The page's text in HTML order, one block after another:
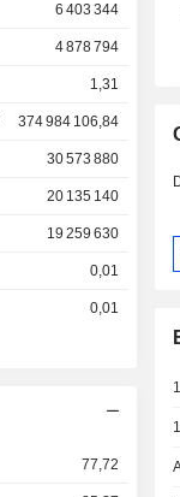
6 403 344
4 878 794
1,31
374 984 106,84
30 573 880
20 135 140
19 259 630
0,01
0,01
77,72